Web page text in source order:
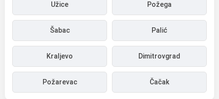
Užice Požega
Šabac Palić
Kraljevo Dimitrovgrad
Požarevac Čačak